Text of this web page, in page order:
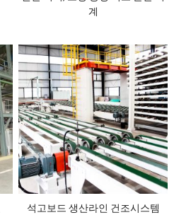
계
석고보드 생산라인 건조시스템